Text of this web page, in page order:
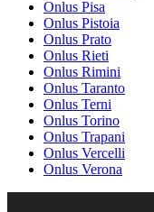
Onlus Pisa
Onlus Pistoia
Onlus Prato
Onlus Rieti
Onlus Rimini
Onlus Taranto
Onlus Terni
Onlus Torino
Onlus Trapani
Onlus Vercelli
Onlus Verona